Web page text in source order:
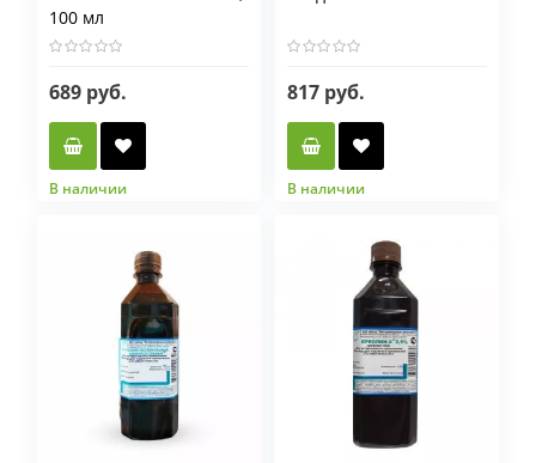
100 мл
689 руб.
В наличии
817 руб.
В наличии
250 мл